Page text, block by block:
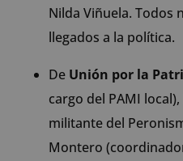
Nilda Viñuela. Todos
llegados a la política.
De Unión por la
cargo del PAMI
militante del
Montero